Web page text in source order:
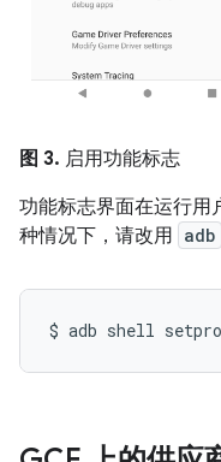
图 3. 启用功能标志
功能标志界面在运行用
种情况下，请改用 adb
$ adb shell